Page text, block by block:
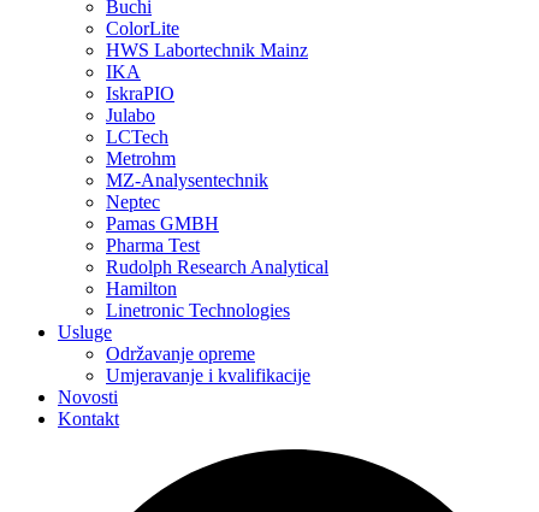
Buchi
ColorLite
HWS Labortechnik Mainz
IKA
IskraPIO
Julabo
LCTech
Metrohm
MZ-Analysentechnik
Neptec
Pamas GMBH
Pharma Test
Rudolph Research Analytical
Hamilton
Linetronic Technologies
Usluge
Održavanje opreme
Umjeravanje i kvalifikacije
Novosti
Kontakt